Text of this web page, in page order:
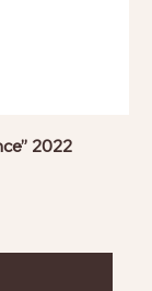
2022